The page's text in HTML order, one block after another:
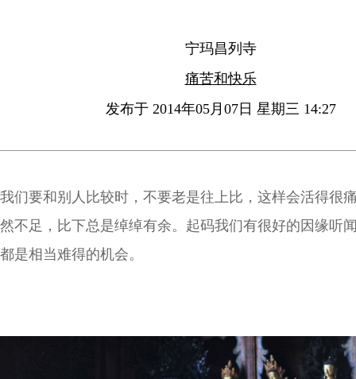
宁玛昌列寺
痛苦和快乐
发布于 2014年05月07日 星期三 14:27
我们要和别人比较时，不要老是往上比，这样会活得很
然不足，比下总是绰绰有余。起码我们有很好的因缘听
都是相当难得的机会。